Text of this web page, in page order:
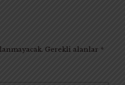
Gerekli alanlar *